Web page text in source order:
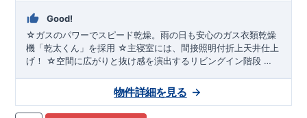
Good!
☆ガスのパワーでスピード乾燥。雨の日も安心のガス衣類乾燥
機「乾太くん」を採用 ☆主寝室には、間接照明付折上天井仕上
げ！ ☆空間に広がりと抜け感を演出するリビングイン階段 ☆
物件詳細を見る